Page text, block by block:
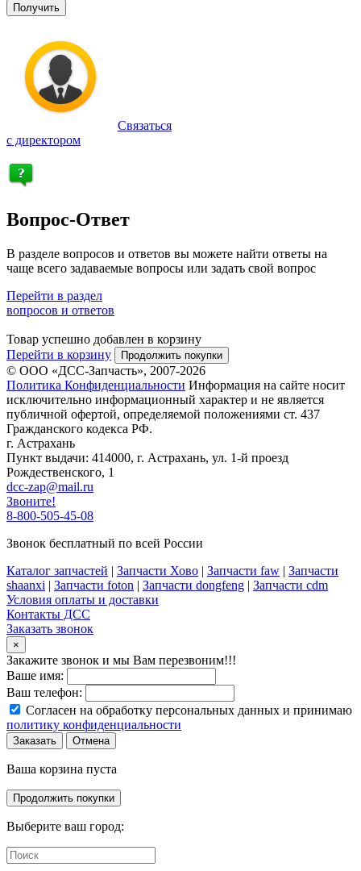
Получить
Связаться
с директором
Вопрос-Ответ
В разделе вопросов и ответов вы можете найти ответы на
чаще всего задаваемые вопросы или задать свой вопрос
Перейти в раздел
вопросов и ответов
Товар успешно добавлен в корзину
Перейти в корзину
Продолжить покупки
© ООО «ДСС-Запчасть», 2007-2026
Политика Конфиденциальности Информация на сайте носит
исключительно информационный характер и не является
публичной офертой, определяемой положениями ст. 437
Гражданского кодекса РФ.
г. Астрахань
Пункт выдачи: 414000, г. Астрахань, ул. 1-й проезд
Рождественского, 1
dcc-zap@mail.ru
Звоните!
8-800-505-45-08
Звонок бесплатный по всей России
Каталог запчастей | Запчасти Хово | Запчасти faw | Запчасти
shaanxi | Запчасти foton | Запчасти dongfeng | Запчасти cdm
Условия оплаты и доставки
Контакты ДСС
Заказать звонок
×
Закажите звонок и мы Вам перезвоним!!!
Ваше имя:
Ваш телефон:
Согласен на обработку персональных данных и принимаю
политику конфиденциальности
Заказать Отмена
Ваша корзина пуста
Продолжить покупки
Выберите ваш город: